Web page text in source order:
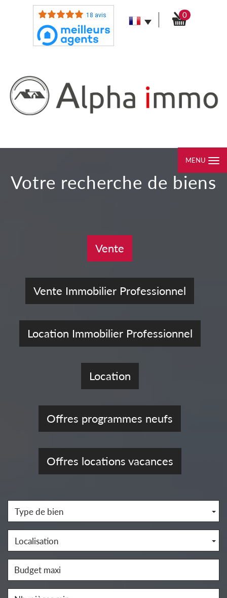
18 avis 0
MENU
votre recherche de biens
Vente
Vente Immobilier Professionnel
Location Immobilier Professionnel
Location
Offres programmes neufs
Offres locations vacances
Type de bien
Localisation